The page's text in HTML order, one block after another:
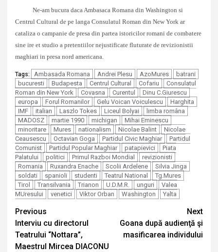
Ne-am bucura daca Ambasaca Romana din Washington si
Centrul Cultural de pe langa Consulatul Roman din New York ar
cataliza o campanie de presa din partea istoricilor romani de combatere
sine ire et studio a pretentiilor nejustificate fluturate de revizionistii
maghiari in presa nord americana.
Tags: Ambasada Romana Andrei Plesu AzoMures
batrani
bucuresti
Budapesta Centrul Cultural Cofariu
Consulatul
Roman din New York
Covasna Curentul
Dinu C.Giurescu
europa
Forul Romanilor Gelu Voican Voiculescu
Harghita
IMF
italian Laszlo Tokes Liceul Bolyai
limba româna
MADOSZ
martie 1990 michigan
Mihai Eminescu
minoritare
Mures nationalism Nicolae Balint
Nicolae
Ceausescu
Octavian Goga Partidul Civic Maghiar
Partidul
Comunist
Partidul Popular Maghiar patapievici
Piata
Palatului
politici Primul Razboi Mondial
revizionisti
Romania
Ruxandra Enache Scolii Ardelene
Silvia Jinga
soldati
spanioli studenti Teatrul National
Tg.Mures
Tirol
Transilvania Trianon U.D.M.R. unguri
Valea
MUresului
venetici Viktor Orban Washington Yalta
Continue
Reading
Previous
Interviu cu directorul
Teatrului “Nottara”,
Maestrul Mircea DIACONU
Next
Goana după audienţă şi
masificarea individului